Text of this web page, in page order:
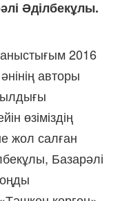
Әділбекұлы.
2016
авторы
өзіміздің
жол салған
Базарәлі